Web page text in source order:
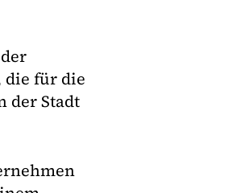
die für die
der Stadt